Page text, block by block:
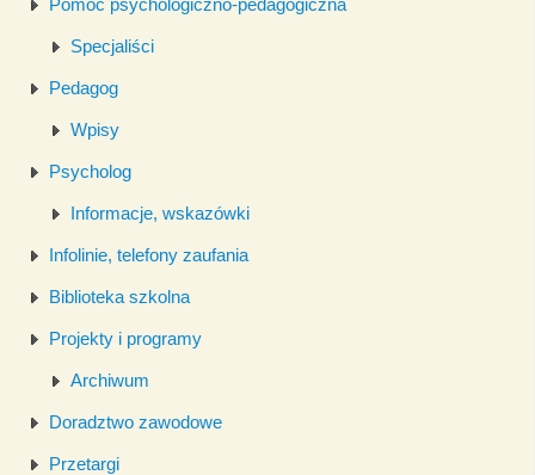
Specjaliści
Pedagog
Wpisy
Psycholog
Informacje, wskazówki
Infolinie, telefony zaufania
Biblioteka szkolna
Projekty i programy
Archiwum
Doradztwo zawodowe
Przetargi